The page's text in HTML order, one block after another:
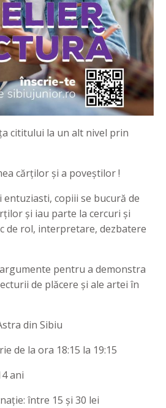
cititului la un alt nivel prin
cărților și a poveștilor !
copiii se bucură de
și iau parte la cercuri și
de rol, interpretare, dezbatere
pentru a demonstra
de plăcere și ale artei în
din Sibiu
de la ora 18:15 la 19:15
ani
între 15 și 30 lei